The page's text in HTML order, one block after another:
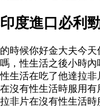
印度進口必利
的時候你好金大夫今
嗎，性生活之後小時
性生活在吃了他達拉
在沒有性生活時服用
拉非片在沒有性生活